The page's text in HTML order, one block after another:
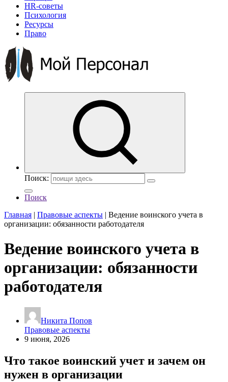
HR-советы
Психология
Ресурсы
Право
Поиск:
Поиск
Главная | Правовые аспекты | Ведение воинского учета в
организации: обязанности работодателя
Ведение воинского учета в
организации: обязанности
работодателя
Никита Попов
Правовые аспекты
9 июня, 2026
Что такое воинский учет и зачем он
нужен в организации